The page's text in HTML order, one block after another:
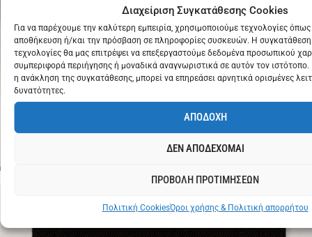
Διαχείριση Συγκατάθεσης Cookies
Για να παρέχουμε την καλύτερη εμπειρία, χρησιμοποιούμε τεχνολογίες
αποθήκευση ή/και την πρόσβαση σε πληροφορίες συσκευών. Η συγκατάθεση
τεχνολογίες θα μας επιτρέψει να επεξεργαστούμε δεδομένα προσωπικού
συμπεριφορά περιήγησης ή μοναδικά αναγνωριστικά σε αυτόν τον
η ανάκληση της συγκατάθεσης, μπορεί να επηρεάσει αρνητικά ορισμένες
δυνατότητες.
ΑΠΟΔΟΧΗ
ΔΕΝ ΑΠΟΔΕΧΟΜΑΙ
ΠΡΟΒΟΛΗ ΠΡΟΤΙΜΗΣΕΩΝ
Πολιτική CookiesΌροι χρήσης & Πολιτική απορρήτου
GREY
WILD PRINT